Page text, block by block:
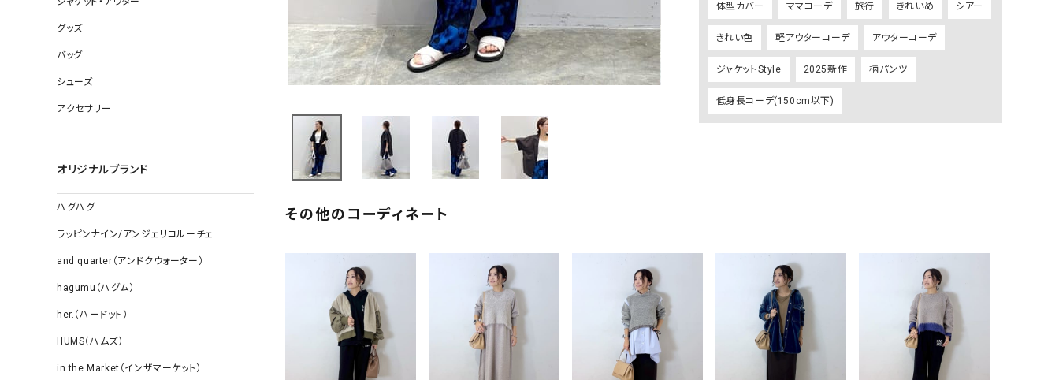
帽子
ソックス
その他雑貨
帽子
ソックス・その他雑貨
Ampersand（アンパサンド） MICALLE MICALLE（ミカ
Audition（オーディション）
ルスター）
Champion（チャンピオン） RED CARD（レッドカード）
DENIM DUNGAREE（デニムダンガリー） SO（エスオー）
Deck（ディック） SUN VALLEY（サンバレー）
EVOL（イーボル）
SCOTCH&SODA（スコッチ
ダ）
Emma Taylor（エマテイラー）
グッズ
バッグ
シューズ
アクセサリー
オリジナルブランド
ハグハグ
ラッピンナイン/アンジェリコルーチェ
and quarter（アンドクウォーター）
hagumu（ハグム）
her.（ハードット）
HUMS（ハムズ）
in the Market（インザマーケット）
体型カバー ママコーデ 旅行 きれいめ シアー
きれい色 軽アウターコーデ アウターコーデ
ジャケットStyle 2025新作 柄パンツ
低身長コーデ(150cm以下)
その他のコーディネート